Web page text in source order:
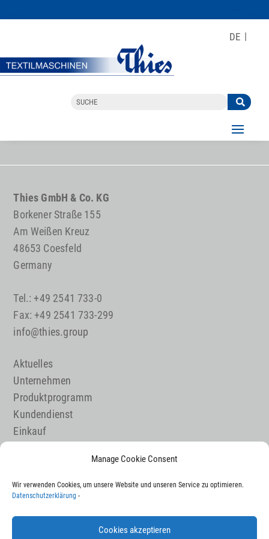
Manage Cookie Consent
Wir verwenden Cookies, um unsere Website und unseren Service zu optimieren.
Datenschutzerklärung -
Cookies akzeptieren
DE
Thies GmbH & Co. KG
Borkener Straße 155
Am Weißen Kreuz
48653 Coesfeld
Germany
Tel.: +49 2541 733-0
Fax: +49 2541 733-299
info@thies.group
Aktuelles
Unternehmen
Produktprogramm
Kundendienst
Einkauf
Karriere
Kontakt
Impressum